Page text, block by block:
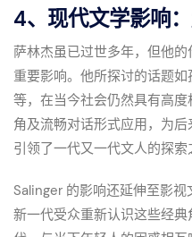
4、现代文学影响
萨林杰虽已过世多年，但他
重要影响。他所探讨的话题
等，在当今社会仍然具有高
角及流畅对话形式应用，为后
引领了一代又一代文人的探索
Salinger 的影响还延伸至影
新一代受众重新认识这些经